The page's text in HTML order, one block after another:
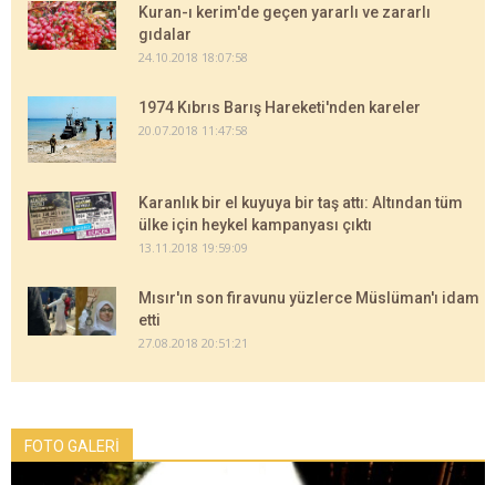
Kuran-ı kerim'de geçen yararlı ve zararlı
gıdalar
24.10.2018 18:07:58
1974 Kıbrıs Barış Hareketi'nden kareler
20.07.2018 11:47:58
Karanlık bir el kuyuya bir taş attı: Altından tüm
ülke için heykel kampanyası çıktı
13.11.2018 19:59:09
Mısır'ın son firavunu yüzlerce Müslüman'ı idam
etti
27.08.2018 20:51:21
FOTO GALERİ